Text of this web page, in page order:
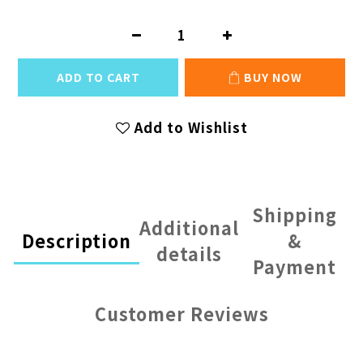
ADD TO CART BUY NOW
Add to Wishlist
Description
Additional
details
Shipping
&
Payment
Customer Reviews